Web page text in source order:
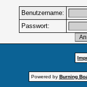
Benutzername:
Passwort:
Powered by Burning